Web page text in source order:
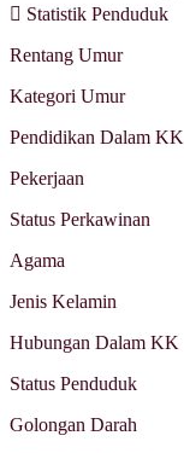
Statistik Penduduk
Rentang Umur
Kategori Umur
Pendidikan Dalam KK
Pekerjaan
Status Perkawinan
Agama
Jenis Kelamin
Hubungan Dalam KK
Status Penduduk
Golongan Darah